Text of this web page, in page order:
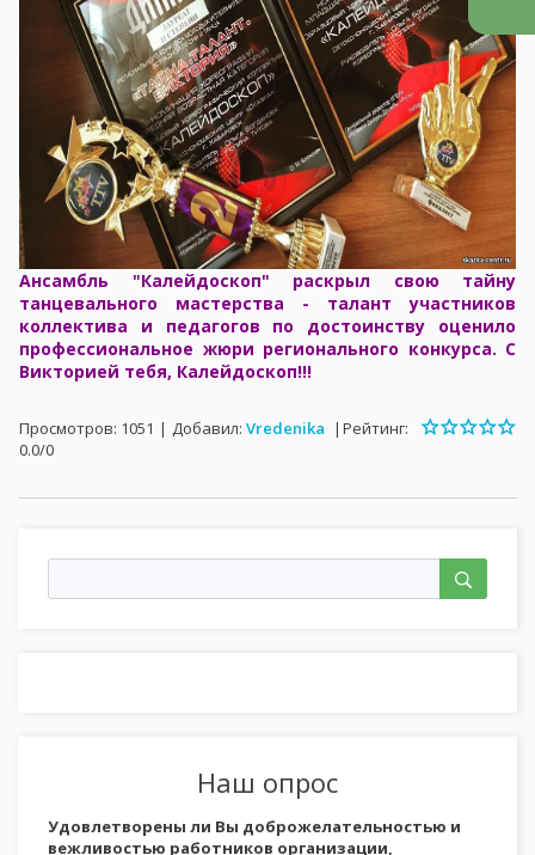
Наш опрос
Удовлетворены ли Вы доброжелательностью и
вежливостью работников организации,
Ансамбль "Калейдоскоп" раскрыл свою тайну
танцевального мастерства - талант участников
коллектива и педагогов по достоинству оценило
профессиональное жюри регионального конкурса. С
Викторией тебя, Калейдоскоп!!!
Просмотров: 1051 | Добавил: Vredenika | Рейтинг:
0.0/0